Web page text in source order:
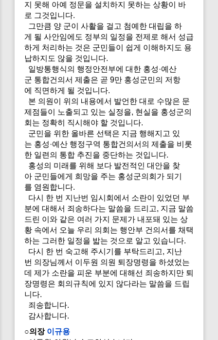
지 못해 아예 정문을 설치하지 못하는 상황이 바
로 그것입니다.
그만큼 양 군이 사활을 걸고 첨예한 대립을 하
게 될 사안임에도 정부의 일정을 전제로 해서 성급
하게 처리하는 것은 군민들이 쉽게 이해하지도 용
납하지도 않을 것입니다.
일방통행식의 행정안전부에 대한 홍성·예산
군 통합건의서 제출은 곧 9만 홍성군민의 저항
에 직면하게 될 것입니다.
본 의원이 위의 내용에서 발언한 대로 수많은 문
제점들이 노출되고 있는 실정을, 현실을 홍성군의
회는 정확히 직시해야 할 것입니다.
군민을 위한 올바른 선택은 지금 행해지고 있
는 홍성·예산 행정구역 통합건의서의 제출을 비롯
한 일련의 통합 추진을 중단하는 것입니다.
홍성의 미래를 위해 보다 발전적인 대안을 찾
아 군민들에게 희망을 주는 홍성군의회가 되기
를 염원합니다.
다시 한 번 지난번 임시회에서 소란이 있었던 부
분에 대해서 죄송하다는 말씀을 드리고, 지금 말씀
드린 이와 같은 여러 가지 문제가 내포돼 있는 상
황 속에서 오늘 우리 의회는 행안부 건의서를 채택
하는 그러한 일정을 밟는 것으로 알고 있습니다.
다시 한 번 숙고해 주시기를 부탁드리고, 지난
번 의장님께서 이두원 의원 퇴장명령을 하셨었는
데 제가 소란을 피운 부분에 대해선 죄송하지만 퇴
장명령은 회의규칙에 있지 않다라는 말씀을 드립
니다.
죄송합니다.
감사합니다.
○의장 이규용